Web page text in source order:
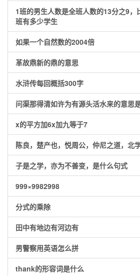
1班的男生人数是全班人数的13分之9，
班有多少学生
如果一个自然数的2004倍
革故鼎新的鼎的意思
水浒传每回概括300字
问渠那得清如许为有源头活水来的意思
x的平方加6x加九等于7
陈良，楚产也，悦周公，仲尼之道，北
子是之学，亦为不善变，是什么句式
999×9982998
分式的乘除
田中有地边有河边有
男警察用英语怎么拼
thank的形容词是什么